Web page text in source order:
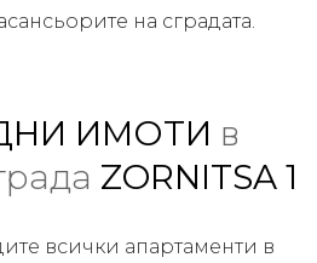
на сградата.
ИМОТИ в
ZORNITSA 1
всички апартаменти в